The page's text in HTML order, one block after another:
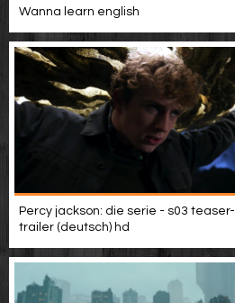
Wanna learn english
Percy jackson: die serie - s03 teaser-
trailer (deutsch) hd